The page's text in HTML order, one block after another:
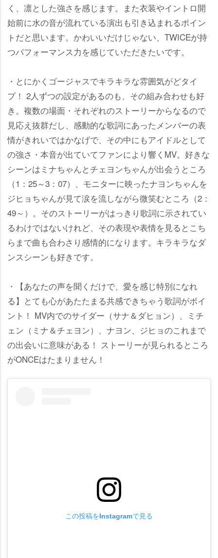
く、凛とした強さを感じます。また衣装やイントロ開
始前に水の音が流れている演出も引き込まれるポイン
トだと思います。かわいいだけじゃない、TWICEが持
つパフォーマンス力を感じていただきたいです。
・とにかくゴージャスでキラキラな雰囲気がどタイ
プ！ 2人ずつの設定があるのも、その組み合わせも好
き。複数の場面・それぞれのストーリーからなるので
見応え抜群だし、感動的な歌詞にあったメンバーの表
情がきれいではかなげで、その中にもアイドルとして
の強さ・本音が出ていてファンにより響くMV。好きな
シーンはミナちゃんとチェヨンちゃんが出会うところ
（1：25～3：07）、モニターに映ったナヨンちゃんを
ジヒョちゃんが見て涙を流しながら微笑むところ（2：
49～）。そのストーリーがはっきり歌詞に示されてい
るわけではないけれど、その表現や表情を見るとこち
らまで曲も合わさり感情的になります。キラキラなダ
ンスシーンも好きです。
・【あなたの声を聞くだけで、愛を感じ特別になれ
る】とても心があたたまる共感できちゃう歌詞がポイ
ント！ MV内でのサイダー（サナ＆ダヒョン）、ミチ
ェン（ミナ＆チェヨン）、ナヨン、ジヒョのこれまで
の出会いに意味がある！ ストーリーが見られるところ
がONCEはたまりません！
この投稿をInstagramで見る